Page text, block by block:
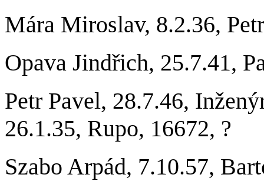
Mára Miroslav, 8.2.36,
Opava Jindřich, 25.7.41,
Petr Pavel, 28.7.46,
26.1.35, Rupo, 16672, ?
Szabo Arpád, 7.10.57,